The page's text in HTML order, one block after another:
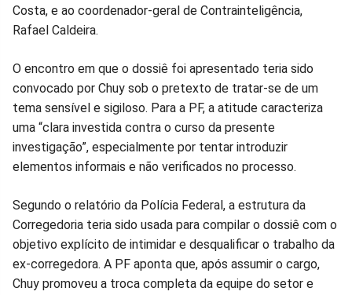
Costa, e ao coordenador-geral de Contrainteligência,
Rafael Caldeira.
O encontro em que o dossiê foi apresentado teria sido
convocado por Chuy sob o pretexto de tratar-se de um
tema sensível e sigiloso. Para a PF, a atitude caracteriza
uma “clara investida contra o curso da presente
investigação”, especialmente por tentar introduzir
elementos informais e não verificados no processo.
Segundo o relatório da Polícia Federal, a estrutura da
Corregedoria teria sido usada para compilar o dossiê com o
objetivo explícito de intimidar e desqualificar o trabalho da
ex-corregedora. A PF aponta que, após assumir o cargo,
Chuy promoveu a troca completa da equipe do setor e